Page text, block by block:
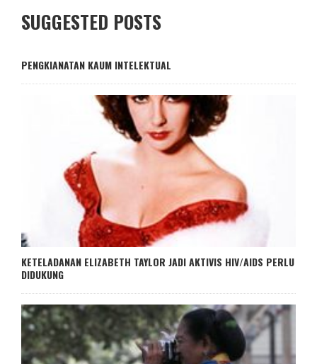
SUGGESTED POSTS
PENGKIANATAN KAUM INTELEKTUAL
KETELADANAN ELIZABETH TAYLOR JADI AKTIVIS HIV/AIDS PERLU
DIDUKUNG